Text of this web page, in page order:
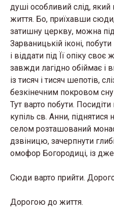
душі особливий слід, який
життя. Бо, приїхавши
затишну церкву, можна
Зарваницькій іконі,
і віддати під Її опіку
завжди лагідно обіймає і
із тисяч і тисяч шепотів,
безкінечним покровом
Тут варто побути.
купіль св. Анни, піднятися
селом розташований
дзвіницю, зачерпнути
омофор Богородиці, із
Сюди варто прийти.
Дорогою до життя.